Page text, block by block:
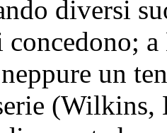
diversi
concedono;
neppure un